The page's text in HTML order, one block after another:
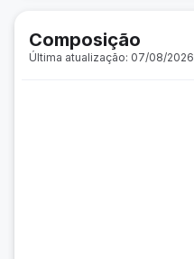
Composição
Última atualização: 07/08/2026